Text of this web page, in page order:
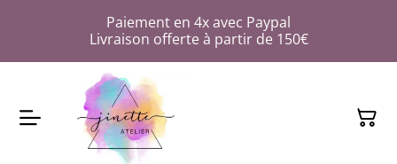
Paiement en 4x avec Paypal
Livraison offerte à partir de 150€